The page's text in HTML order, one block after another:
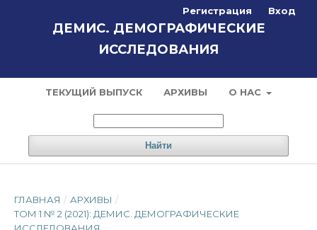
ДЕМИС. ДЕМОГРАФИЧЕСКИЕ
ИССЛЕДОВАНИЯ
ТЕКУЩИЙ ВЫПУСК АРХИВЫ О НАС
Найти
Регистрация Вход
ГЛАВНАЯ / АРХИВЫ /
ТОМ 1 № 2 (2021): ДЕМИС. ДЕМОГРАФИЧЕСКИЕ